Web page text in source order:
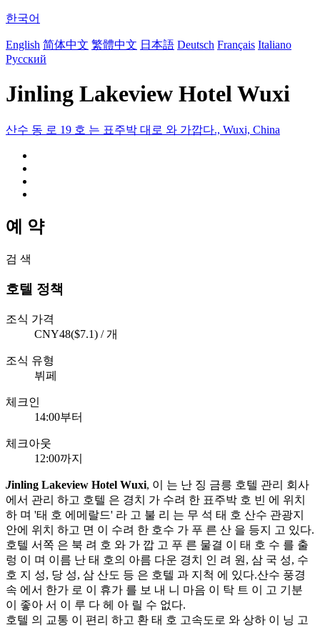
한국어
English 简体中文 繁體中文 日本語 Deutsch Français Italiano
Русский
Jinling Lakeview Hotel Wuxi
산수 동 로 19 호 는 표주박 대로 와 가깝다., Wuxi, China
예 약
검 색
호텔 정책
조식 가격
CNY48($7.1) / 개
조식 유형
뷔페
체크인
14:00부터
체크아웃
12:00까지
Jinling Lakeview Hotel Wuxi, 이 는 난 징 금릉 호텔 관리 회사
에서 관리 하고 호텔 은 경치 가 수려 한 표주박 호 빈 에 위치
하 며 '태 호 에메랄드' 라 고 불 리 는 무 석 태 호 산수 관광지
안에 위치 하고 면 이 수려 한 호수 가 푸 른 산 을 등지 고 있다.
호텔 서쪽 은 북 려 호 와 가 깝 고 푸 른 물결 이 태 호 수 를 출
렁 이 며 이름 난 태 호의 아름 다운 경치 인 려 원, 삼 국 성, 수
호 지 성, 당 성, 삼 산도 등 은 호텔 과 지척 에 있다.산수 풍경
속 에서 한가 로 이 휴가 를 보 내 니 마음 이 탁 트 이 고 기분
이 좋아 서 이 루 다 헤 아 릴 수 없다.
호텔 의 교통 이 편리 하고 환 태 호 고속도로 와 상하 이 닝 고